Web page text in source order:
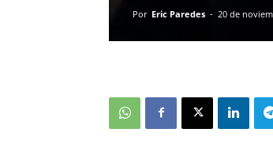
Por Eric Paredes - 20 de